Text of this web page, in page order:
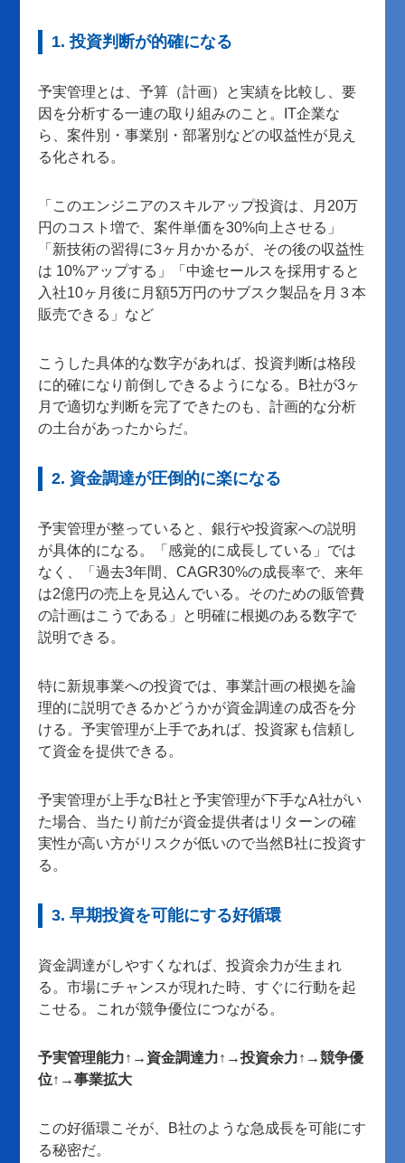
1. 投資判断が的確になる
予実管理とは、予算（計画）と実績を比較し、要
因を分析する一連の取り組みのこと。IT企業な
ら、案件別・事業別・部署別などの収益性が見え
る化される。
「このエンジニアのスキルアップ投資は、月20万
円のコスト増で、案件単価を30%向上させる」
「新技術の習得に3ヶ月かかるが、その後の収益性
は 10%アップする」「中途セールスを採用すると
入社10ヶ月後に月額5万円のサブスク製品を月３本
販売できる」など
こうした具体的な数字があれば、投資判断は格段
に的確になり前倒しできるようになる。B社が3ヶ
月で適切な判断を完了できたのも、計画的な分析
の土台があったからだ。
2. 資金調達が圧倒的に楽になる
予実管理が整っていると、銀行や投資家への説明
が具体的になる。「感覚的に成長している」では
なく、「過去3年間、CAGR30%の成長率で、来年
は2億円の売上を見込んでいる。そのための販管費
の計画はこうである」と明確に根拠のある数字で
説明できる。
特に新規事業への投資では、事業計画の根拠を論
理的に説明できるかどうかが資金調達の成否を分
ける。予実管理が上手であれば、投資家も信頼し
て資金を提供できる。
予実管理が上手なB社と予実管理が下手なA社がい
た場合、当たり前だが資金提供者はリターンの確
実性が高い方がリスクが低いので当然B社に投資す
る。
3. 早期投資を可能にする好循環
資金調達がしやすくなれば、投資余力が生まれ
る。市場にチャンスが現れた時、すぐに行動を起
こせる。これが競争優位につながる。
予実管理能力↑→資金調達力↑→投資余力↑→競争優
位↑→事業拡大
この好循環こそが、B社のような急成長を可能にす
る秘密だ。